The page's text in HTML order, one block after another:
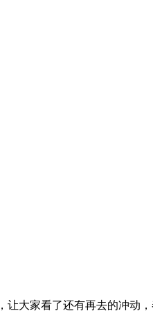
大家看了还有再去的冲动